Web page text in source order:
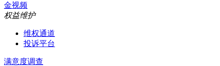
金视频
权益维护
维权通道
投诉平台
满意度调查